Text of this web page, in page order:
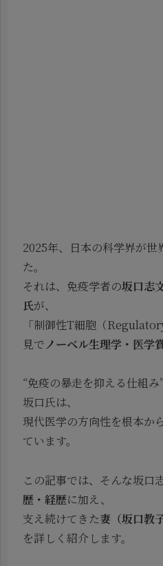
2025年、日本の科学界が世
た。
それは、免疫学者の坂口志
氏が、
「制御性T細胞（
見で ノーベル生理学・医学
“免疫の暴走を抑える仕組
坂口氏は、
現代医学の方向性を根本か
ています。
この記事では、そんな坂口
歴・経歴に加え、
支え続けてきた妻（坂口教
を詳しく紹介します。